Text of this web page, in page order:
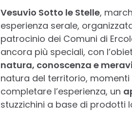
Vesuvio Sotto le Stelle,
esperienza serale,
patrocinio dei Comuni di
ancora più speciali, con
natura, conoscenza e
natura del territorio, momenti
completare l’esperienza, un
stuzzichini a base di prodotti